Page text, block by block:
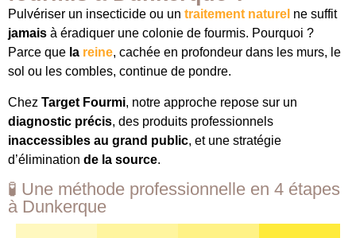
Pulvériser un insecticide ou un traitement naturel ne suffit
jamais à éradiquer une colonie de fourmis. Pourquoi ?
Parce que la reine, cachée en profondeur dans les murs, le
sol ou les combles, continue de pondre.
Chez Target Fourmi, notre approche repose sur un
diagnostic précis, des produits professionnels
inaccessibles au grand public, et une stratégie
d’élimination de la source.
🧪 Une méthode professionnelle en 4 étapes
à Dunkerque